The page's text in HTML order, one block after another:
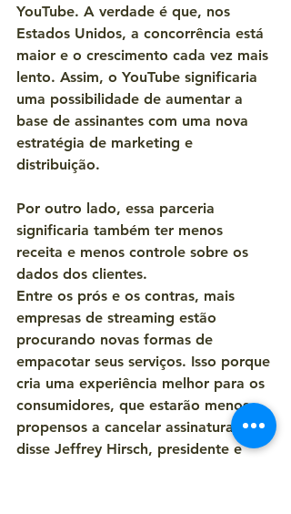
YouTube. A verdade é que, nos
Estados Unidos, a concorrência está
maior e o crescimento cada vez mais
lento. Assim, o YouTube significaria
uma possibilidade de aumentar a
base de assinantes com uma nova
estratégia de marketing e
distribuição.
Por outro lado, essa parceria
significaria também ter menos
receita e menos controle sobre os
dados dos clientes.
Entre os prós e os contras, mais
empresas de streaming estão
procurando novas formas de
empacotar seus serviços. Isso porque
cria uma experiência melhor para os
consumidores, que estarão menos
propensos a cancelar assinaturas,
disse Jeffrey Hirsch, presidente e